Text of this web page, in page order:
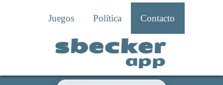
Juegos Política Contacto
sbecker
app